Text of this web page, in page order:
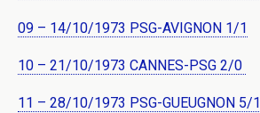
09 – 14/10/1973 PSG-AVIGNON 1/1
10 – 21/10/1973 CANNES-PSG 2/0
11 – 28/10/1973 PSG-GUEUGNON 5/1